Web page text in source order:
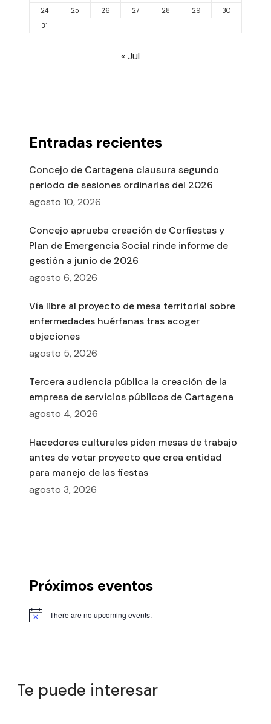
24 25 26 27 28 29
30
31
« Jul
Entradas recientes
Concejo de Cartagena clausura segundo
periodo de sesiones ordinarias del 2026
agosto 10, 2026
Concejo aprueba creación de Corfiestas y
Plan de Emergencia Social rinde informe de
gestión a junio de 2026
agosto 6, 2026
Vía libre al proyecto de mesa territorial sobre
enfermedades huérfanas tras acoger
objeciones
agosto 5, 2026
Tercera audiencia pública la creación de la
empresa de servicios públicos de Cartagena
agosto 4, 2026
Hacedores culturales piden mesas de trabajo
antes de votar proyecto que crea entidad
para manejo de las fiestas
agosto 3, 2026
Próximos eventos
There are no upcoming events.
Te puede interesar